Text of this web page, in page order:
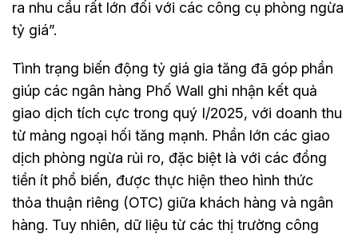
ra nhu cầu rất lớn đối với các công cụ phòng ngừa
tỷ giá”.
Tình trạng biến động tỷ giá gia tăng đã góp phần
giúp các ngân hàng Phố Wall ghi nhận kết quả
giao dịch tích cực trong quý I/2025, với doanh thu
từ mảng ngoại hối tăng mạnh. Phần lớn các giao
dịch phòng ngừa rủi ro, đặc biệt là với các đồng
tiền ít phổ biến, được thực hiện theo hình thức
thỏa thuận riêng (OTC) giữa khách hàng và ngân
hàng. Tuy nhiên, dữ liệu từ các thị trường công